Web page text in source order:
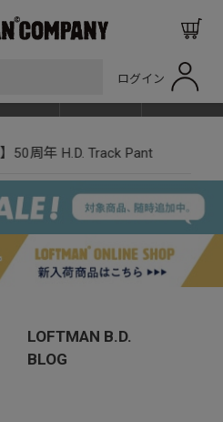
ログイン
50周年 H.D. Track Pant
LOFTMAN B.D.
BLOG